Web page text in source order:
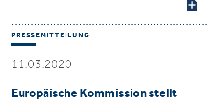
PRESSEMITTEILUNG
11.03.2020
Europäische Kommission stellt